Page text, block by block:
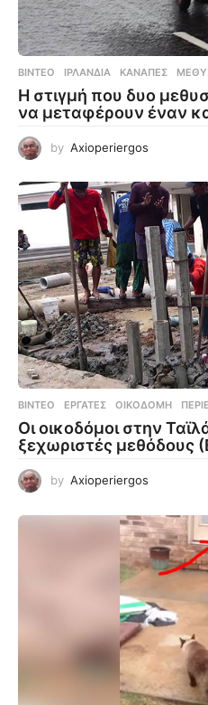
ΒΊΝΤΕΟ ΙΡΛΑΝΔΊΑ ,ΚΑΝΑΠΈΣ ,
Η στιγμή που δυο
να μεταφέρουν έναν
by Axioperiergos
ΒΊΝΤΕΟ ΕΡΓΆΤΕΣ ,ΟΙΚΟΔΟΜΉ ,
Οι οικοδόμοι στην
ξεχωριστές μεθόδους
by Axioperiergos